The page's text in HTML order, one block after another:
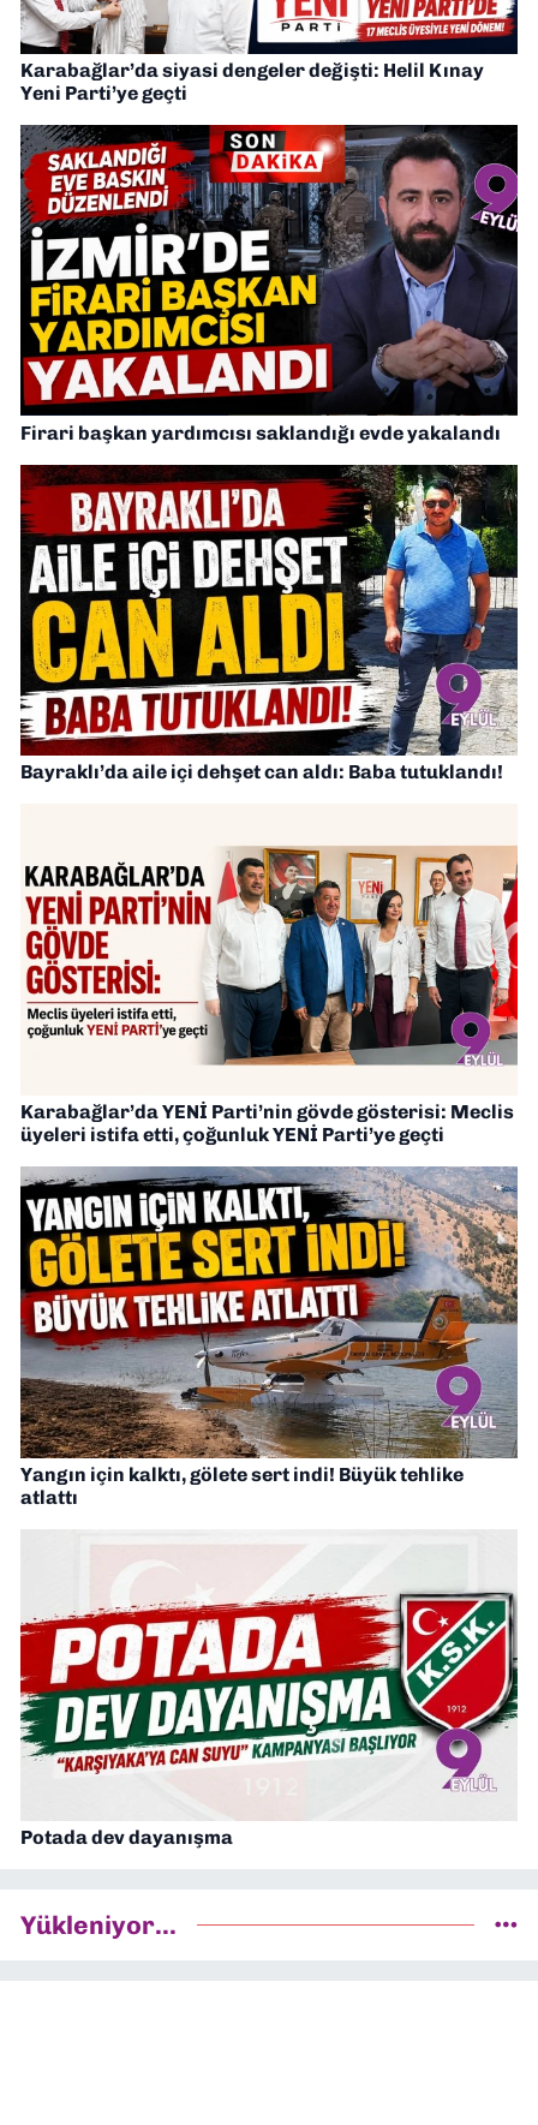
Karabağlar’da siyasi dengeler değişti: Helil Kınay
Yeni Parti’ye geçti
Firari başkan yardımcısı saklandığı evde yakalandı
Bayraklı’da aile içi dehşet can aldı: Baba tutuklandı!
Karabağlar’da YENİ Parti’nin gövde gösterisi: Meclis
üyeleri istifa etti, çoğunluk YENİ Parti’ye geçti
Yangın için kalktı, gölete sert indi! Büyük tehlike
atlattı
Potada dev dayanışma
Yükleniyor...